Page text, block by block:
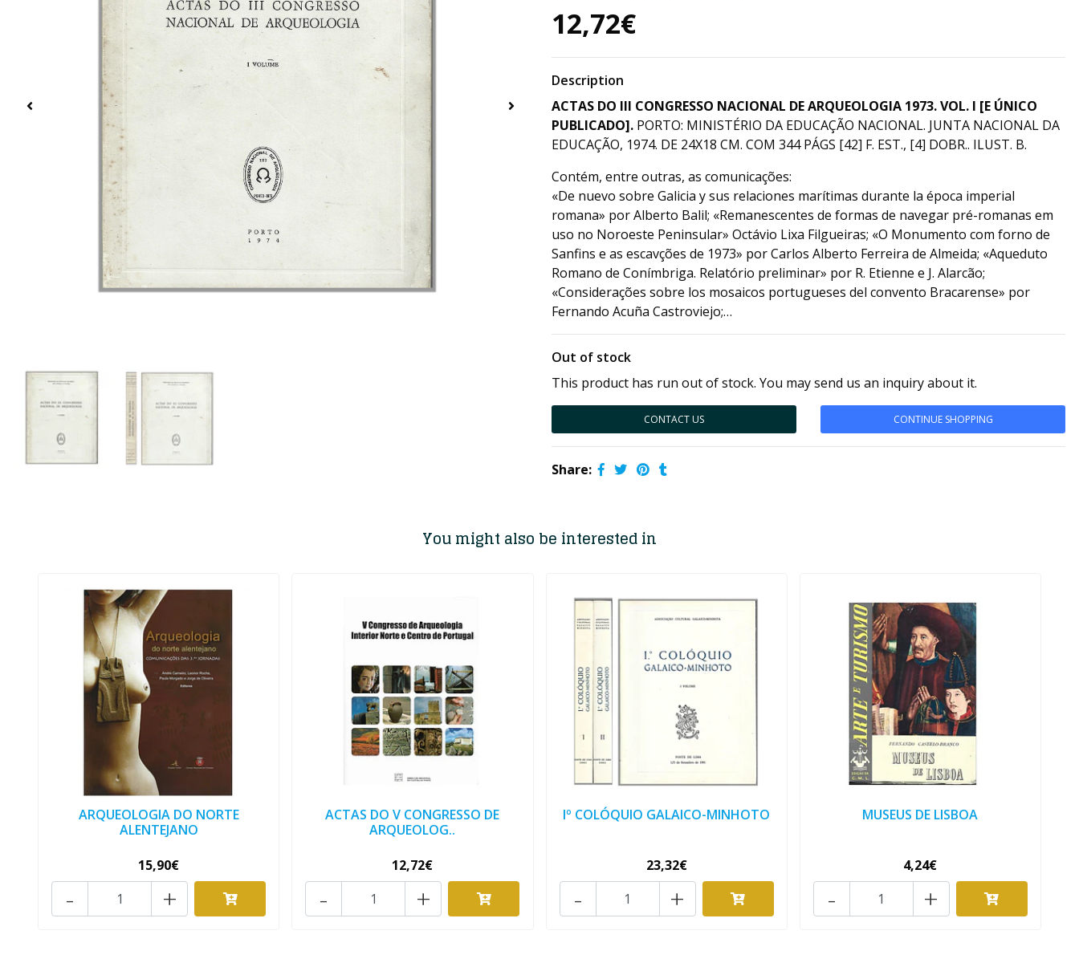
12,72€
Description
ACTAS DO III CONGRESSO NACIONAL DE ARQUEOLOGIA 1973.VOL. I [E ÚNICO
PUBLICADO]. PORTO: MINISTÉRIO DA EDUCAÇÃO NACIONAL. JUNTA NACIONAL DA
EDUCAÇÃO, 1974. DE 24X18 CM. COM 344 PÁGS [42] F. EST., [4] DOBR.. ILUST. B.
Contém, entre outras, as comunicações:
«De nuevo sobre Galicia y sus relaciones marítimas durante la época imperial
romana» por Alberto Balil; «Remanescentes de formas de navegar pré-romanas em
uso no Noroeste Peninsular» Octávio Lixa Filgueiras; «O Monumento com forno de
Sanfins e as escavções de 1973» por Carlos Alberto Ferreira de Almeida; «Aqueduto
Romano de Conímbriga. Relatório preliminar» por R. Etienne e J. Alarcão;
«Considerações sobre los mosaicos portugueses del convento Bracarense» por
Fernando Acuña Castroviejo;…
Out of stock
This product has run out of stock. You may send us an inquiry about it.
CONTACT US CONTINUE SHOPPING
Share:
You might also be interested in
ARQUEOLOGIA DO NORTE
ALENTEJANO
15,90€
+
-
ACTAS DO V CONGRESSO DE
ARQUEOLOG..
12,72€
+
-
Iº COLÓQUIO GALAICO-MINHOTO
23,32€
+
-
MUSEUS DE LISBOA
4,24€
+
-